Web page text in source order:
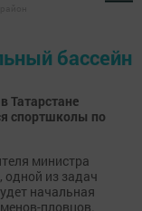
бассейн
Татарстане
спортшколы по
министра
одной из задач
начальная
пловцов.